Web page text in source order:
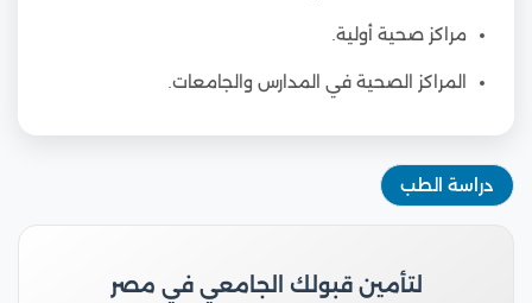
مراكز صحية أولية.
المراكز الصحية في المدارس والجامعات.
دراسة الطب
لتأمين قبولك الجامعي في مصر